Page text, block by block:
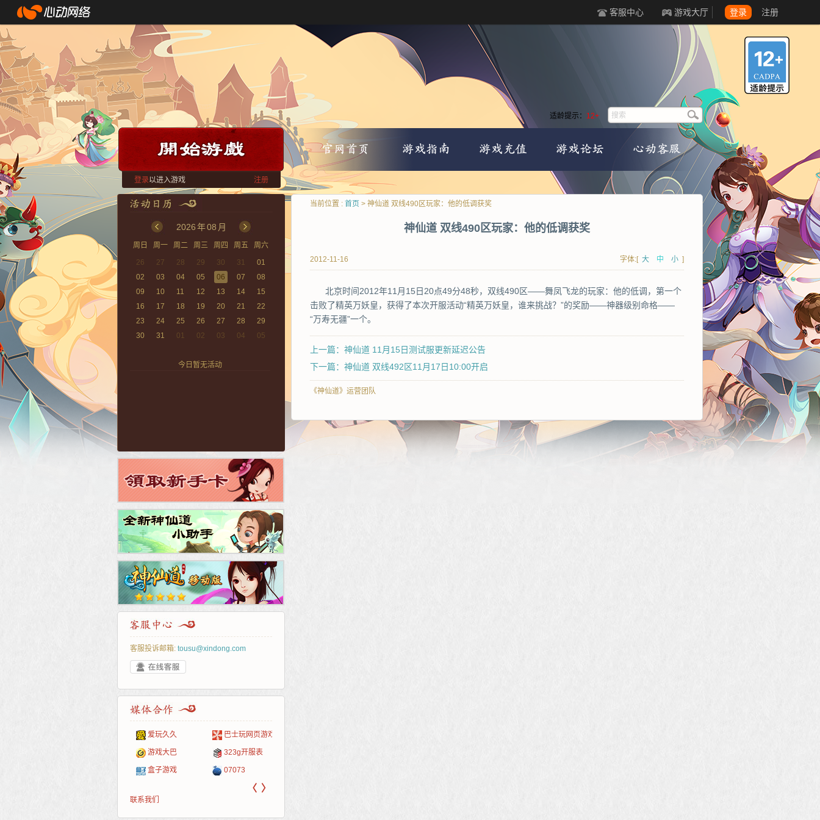
客服中心 游戏大厅 登录 注册
登录以进入游戏 注册
适龄提示： 12+
2026年08 月
周日 周一 周二 周三 周四 周五
周六
26
27 28 29 30 31
01
02
03 04 05 06 07
08
09
10 11 12 13 14
15
16
17 18 19 20 21
22
23
24 25 26 27 28
29
30
31 01 02 03 04 05
今日暂无活动
客服投诉邮箱: tousu@xindong.com
爱玩久久 巴士玩网页游戏
游戏大巴 323g开服表
盒子游戏 07073
〈 〉
联系我们
当前位置 : 首页 > 神仙道 双线490区玩家：他的低调获奖
神仙道 双线490区玩家：他的低调获奖
2012-11-16 字体:[ 大 中 小 ]
北京时间2012年11月15日20点49分48秒，双线490区——舞凤飞龙的玩家：他的低调，第一个
击败了精英万妖皇，获得了本次开服活动“精英万妖皇，谁来挑战？”的奖励——神器级别命格——
“万寿无疆”一个。
上一篇：神仙道 11月15日测试服更新延迟公告
下一篇：神仙道 双线492区11月17日10:00开启
《神仙道》运营团队